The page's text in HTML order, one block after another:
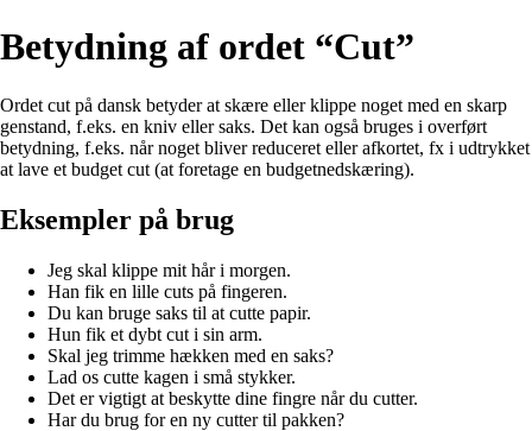
Betydning af ordet “Cut”
Ordet cut på dansk betyder at skære eller klippe noget med en skarp
genstand, f.eks. en kniv eller saks. Det kan også bruges i overført
betydning, f.eks. når noget bliver reduceret eller afkortet, fx i udtrykket
at lave et budget cut (at foretage en budgetnedskæring).
Eksempler på brug
Jeg skal klippe mit hår i morgen.
Han fik en lille cuts på fingeren.
Du kan bruge saks til at cutte papir.
Hun fik et dybt cut i sin arm.
Skal jeg trimme hækken med en saks?
Lad os cutte kagen i små stykker.
Det er vigtigt at beskytte dine fingre når du cutter.
Har du brug for en ny cutter til pakken?